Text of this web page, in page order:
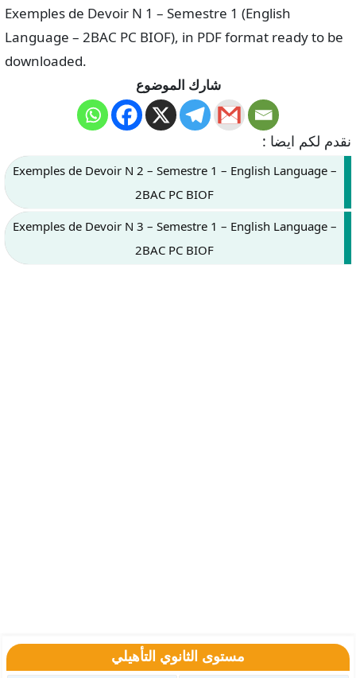
Exemples de Devoir N 1 – Semestre 1 (English
Language – 2BAC PC BIOF), in PDF format ready to be
downloaded.
شارك الموضوع
نقدم لكم ايضا :
Exemples de Devoir N 2 – Semestre 1 – English Language –
2BAC PC BIOF
Exemples de Devoir N 3 – Semestre 1 – English Language –
2BAC PC BIOF
مستوى الثانوي التأهيلي